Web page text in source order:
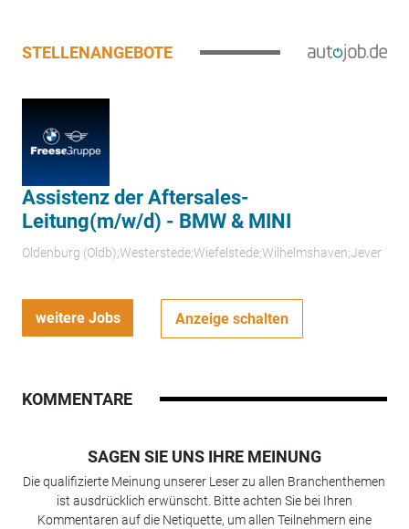
STELLENANGEBOTE
Assistenz der Aftersales-
Leitung(m/w/d) - BMW & MINI
Oldenburg (Oldb);Westerstede;Wiefelstede;Wilhelmshaven;Jever
weitere Jobs Anzeige schalten
KOMMENTARE
SAGEN SIE UNS IHRE MEINUNG
Die qualifizierte Meinung unserer Leser zu allen Branchenthemen
ist ausdrücklich erwünscht. Bitte achten Sie bei Ihren
Kommentaren auf die Netiquette, um allen Teilnehmern eine